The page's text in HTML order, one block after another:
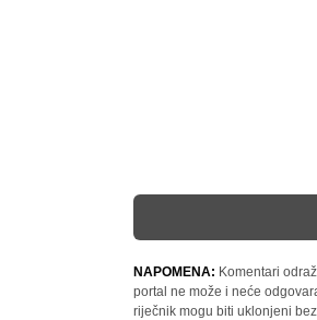
NAPOMENA: Komentari
portal ne može i neće
riječnik mogu biti uklonjeni